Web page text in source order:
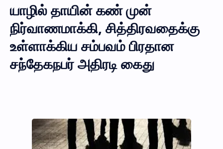
யாழில் தாயின் கண் முன்
நிர்வாணமாக்கி, சித்திரவதைக்கு
உள்ளாக்கிய சம்பவம் பிரதான
சந்தேகநபர் அதிரடி கைது